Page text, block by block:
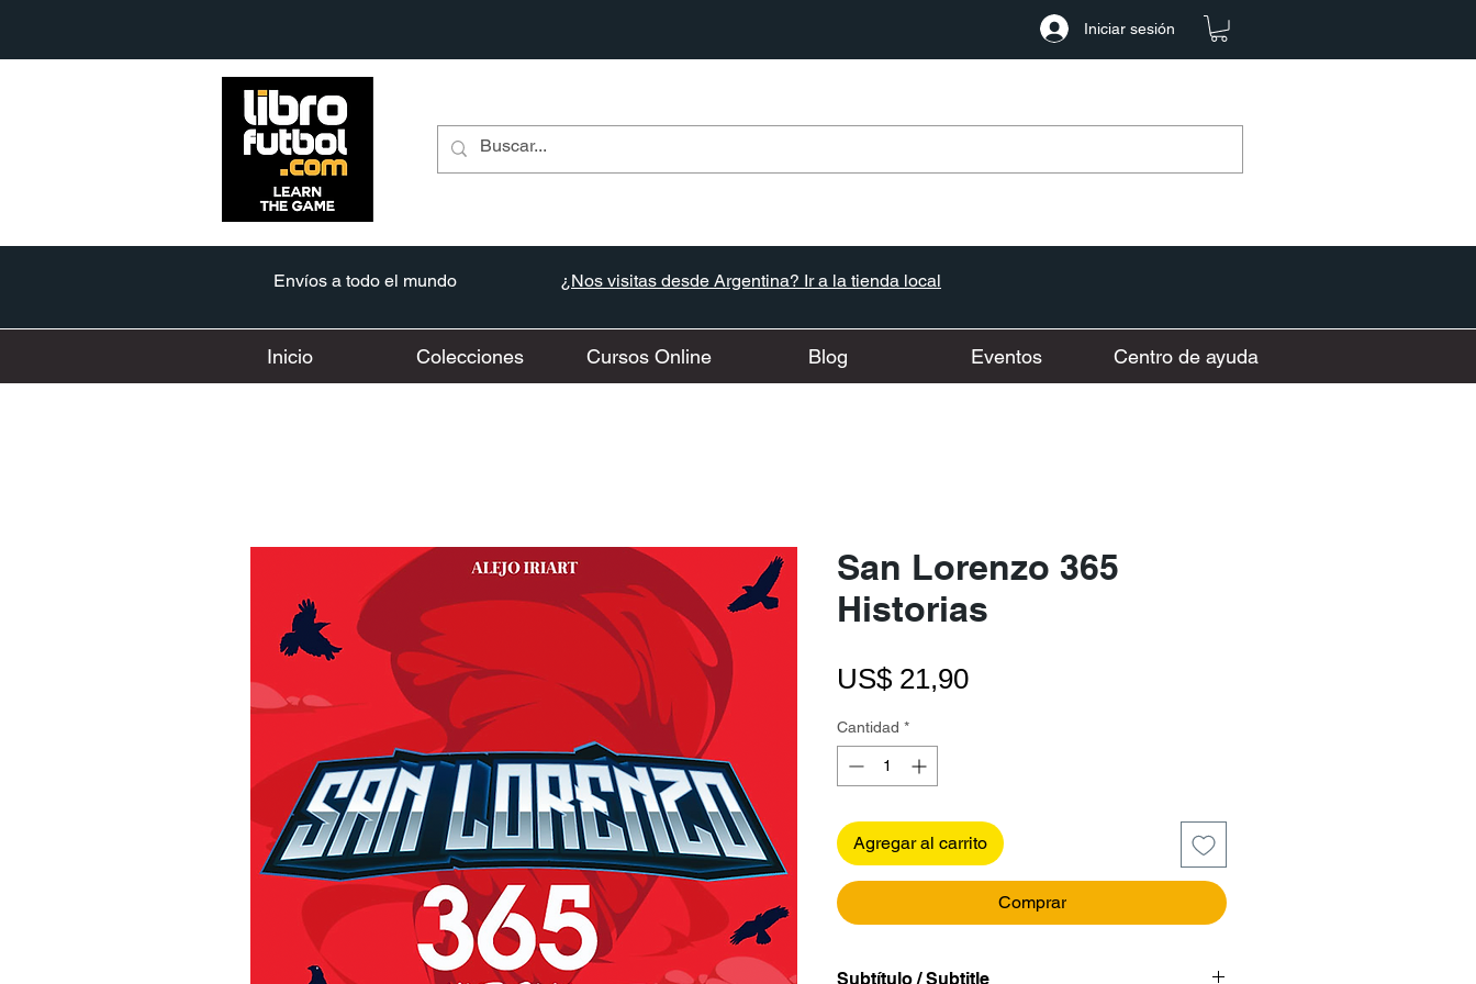
Iniciar sesión
Envíos a todo el mundo ¿Nos visitas desde Argentina? Ir a la tienda local
Inicio Colecciones Cursos Online Blog Eventos Centro de ayuda
San Lorenzo 365
Historias
US$ 21,90Precio
Cantidad *
Agregar al carrito
Comprar
Subtítulo / Subtitle